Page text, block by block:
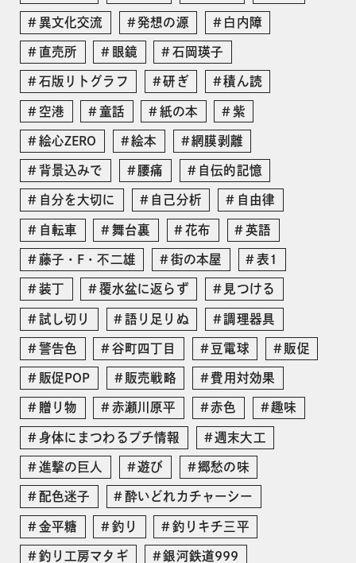
異文化交流 発想の源 白内障
直売所 眼鏡 石岡瑛子
石版リトグラフ 研ぎ 積ん読
空港 童話 紙の本 紫
絵心ZERO 絵本 網膜剥離
背景込みで 腰痛 自伝的記憶
自分を大切に 自己分析 自由律
自転車 舞台裏 花布 英語
藤子・F・不二雄 街の本屋 表1
装丁 覆水盆に返らず 見つける
試し切り 語り足りぬ 調理器具
警告色 谷町四丁目 豆電球 販促
販促POP 販売戦略 費用対効果
贈り物 赤瀬川原平 赤色 趣味
身体にまつわるプチ情報 週末大工
進撃の巨人 遊び 郷愁の味
配色迷子 酔いどれカチャーシー
金平糖 釣り 釣りキチ三平
釣り工房マタギ 銀河鉄道999